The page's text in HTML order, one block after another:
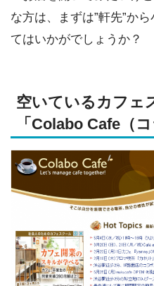
な方は、まずは”軒先”か
てはいかがでしょうか？
空いているカフェ
「Colabo Cafe（